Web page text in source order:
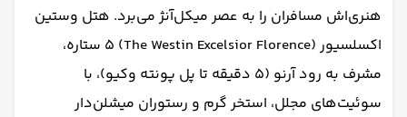
هنری‌اش مسافران را به عصر میکل‌آنژ می‌برد. هتل وستین
اکسلسیور (The Westin Excelsior Florence) ۵ ستاره،
مشرف به رود آرنو (۵ دقیقه تا پل پونته وکیو)، با
سوئیت‌های مجلل، استخر گرم و رستوران میشلن‌دار